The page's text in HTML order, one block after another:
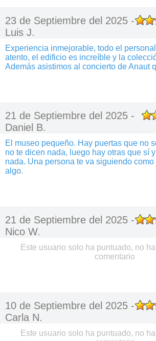
23 de Septiembre del 2025 -
Luis J.
Experiencia inmejorable, todo el
atento, el edificio es increíble y la
Además asistimos al concierto de Anaut
21 de Septiembre del 2025 -
Daniel B.
El museo pequeño. Hay puertas que no
no te dicen nada, luego hay otras que sí
nada. Una persona te va siguiendo
algo.
21 de Septiembre del 2025 -
Nico W.
Este usuario solo ha puntuado, no
comentario
10 de Septiembre del 2025 -
Carla N.
Este usuario solo ha puntuado, no